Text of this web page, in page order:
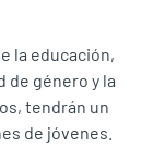
la educación,
de género y la
tendrán un
de jóvenes.